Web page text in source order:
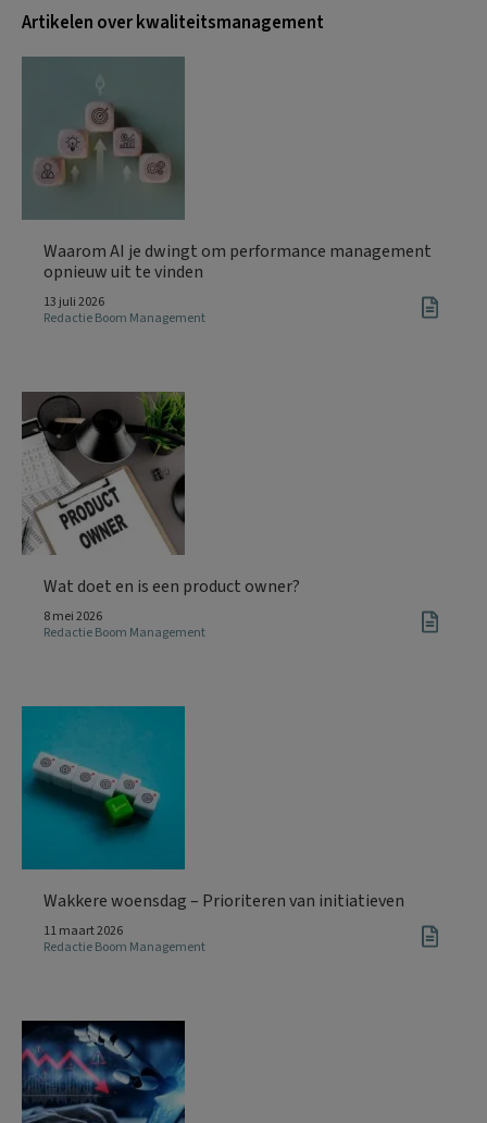
Artikelen over kwaliteitsmanagement
Waarom AI je dwingt om performance management
opnieuw uit te vinden
13 juli 2026
Redactie Boom Management
Wat doet en is een product owner?
8 mei 2026
Redactie Boom Management
Wakkere woensdag – Prioriteren van initiatieven
11 maart 2026
Redactie Boom Management